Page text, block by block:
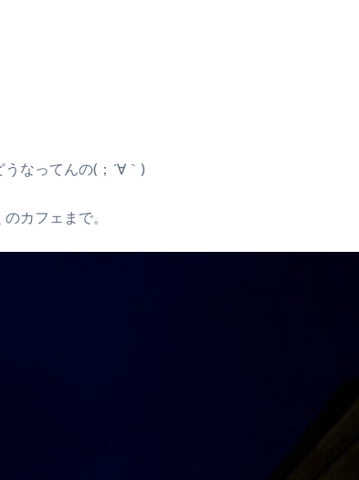
なってんの(；´∀｀)
カフェまで。